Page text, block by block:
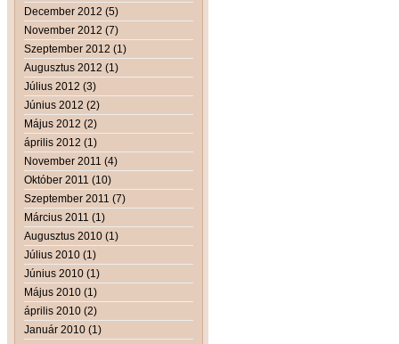
December 2012 (5)
November 2012 (7)
Szeptember 2012 (1)
Augusztus 2012 (1)
Július 2012 (3)
Június 2012 (2)
Május 2012 (2)
április 2012 (1)
November 2011 (4)
Október 2011 (10)
Szeptember 2011 (7)
Március 2011 (1)
Augusztus 2010 (1)
Július 2010 (1)
Június 2010 (1)
Május 2010 (1)
április 2010 (2)
Január 2010 (1)